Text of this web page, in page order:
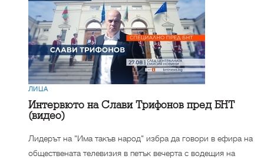
ЛИЦА
Интервюто на Слави Трифонов пред БНТ
(видео)
Лидерът на "Има такъв народ" избра да говори в ефира на
обществената телевизия в петък вечерта с водещия на